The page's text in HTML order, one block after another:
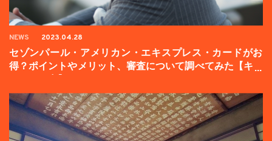
NEWS 2023.04.28
セゾンパール・アメリカン・エキスプレス・カードがお
得？ポイントやメリット、審査について調べてみた【キャ